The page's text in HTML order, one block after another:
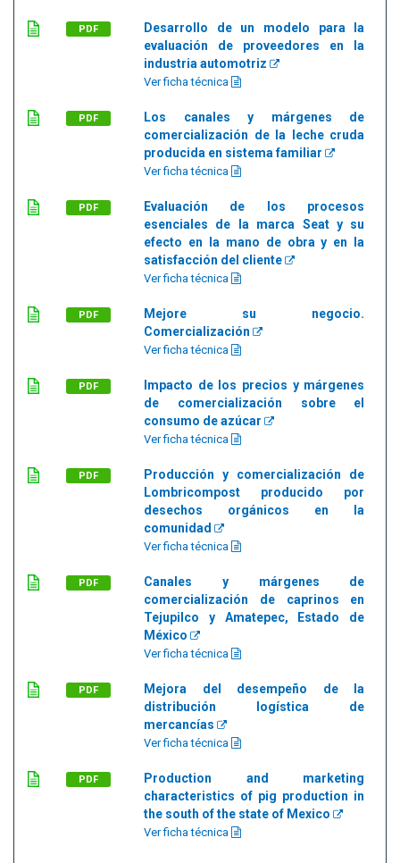
PDF
Desarrollo de un modelo para la
evaluación de proveedores en la
industria automotriz
Ver ficha técnica
PDF
Los canales y márgenes de
comercialización de la leche cruda
producida en sistema familiar
Ver ficha técnica
PDF
Evaluación de los procesos
esenciales de la marca Seat y su
efecto en la mano de obra y en la
satisfacción del cliente
Ver ficha técnica
PDF
Mejore su negocio.
Comercialización
Ver ficha técnica
PDF
Impacto de los precios y márgenes
de comercialización sobre el
consumo de azúcar
Ver ficha técnica
PDF
Producción y comercialización de
Lombricompost producido por
desechos orgánicos en la
comunidad
Ver ficha técnica
PDF
Canales y márgenes de
comercialización de caprinos en
Tejupilco y Amatepec, Estado de
México
Ver ficha técnica
PDF
Mejora del desempeño de la
distribución logística de
mercancías
Ver ficha técnica
PDF
Production and marketing
characteristics of pig production in
the south of the state of Mexico
Ver ficha técnica